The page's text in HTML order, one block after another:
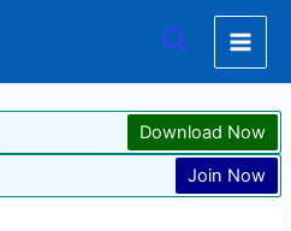
Search
Download Now
Join Now